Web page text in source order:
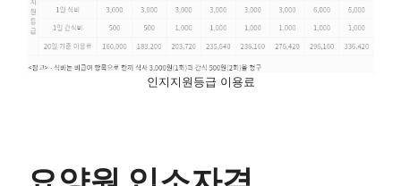
인지지원등급 이용료